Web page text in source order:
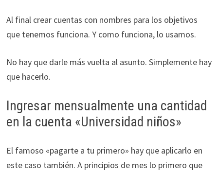
Al final crear cuentas con nombres para los objetivos
que tenemos funciona. Y como funciona, lo usamos.
No hay que darle más vuelta al asunto. Simplemente hay
que hacerlo.
Ingresar mensualmente una cantidad
en la cuenta «Universidad niños»
El famoso «pagarte a tu primero» hay que aplicarlo en
este caso también. A principios de mes lo primero que